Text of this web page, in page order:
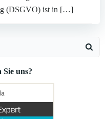
(DSGVO) ist in […]
uns?